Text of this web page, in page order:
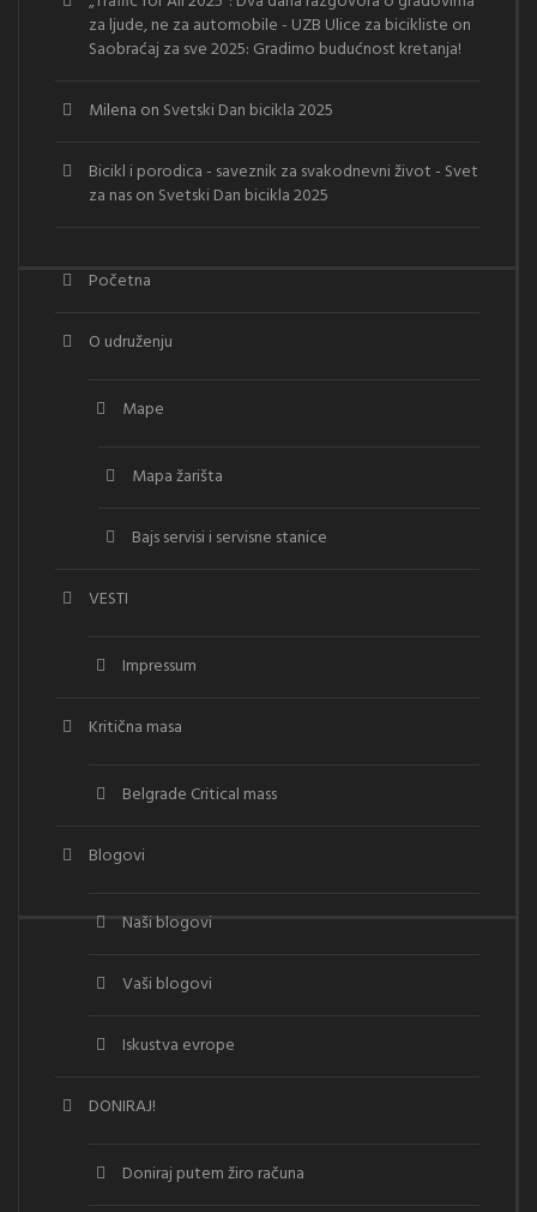
za ljude, ne za automobile - UZB Ulice za bicikliste on
Saobraćaj za sve 2025: Gradimo budućnost kretanja!
Milena on Svetski Dan bicikla 2025
Bicikl i porodica - saveznik za svakodnevni život - Svet
za nason Svetski Dan bicikla 2025
Početna
O udruženju
Mape
Mapa žarišta
Bajs servisi i servisne stanice
VESTI
Impressum
Kritična masa
Belgrade Critical mass
Blogovi
Naši blogovi
Vaši blogovi
Iskustva evrope
DONIRAJ!
Doniraj putem žiro računa